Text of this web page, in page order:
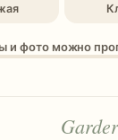
и фото можно